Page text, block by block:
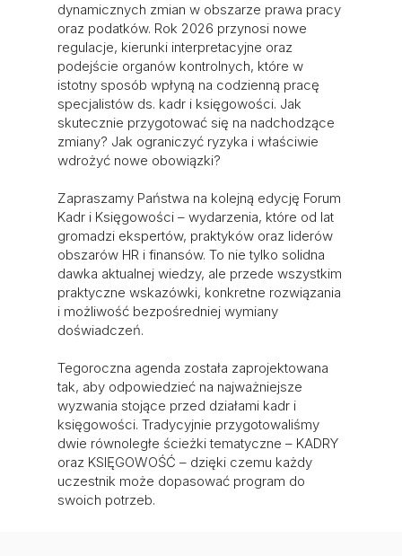
dynamicznych zmian w obszarze prawa pracy
oraz podatków. Rok 2026 przynosi nowe
regulacje, kierunki interpretacyjne oraz
podejście organów kontrolnych, które w
istotny sposób wpłyną na codzienną pracę
specjalistów ds. kadr i księgowości. Jak
skutecznie przygotować się na nadchodzące
zmiany? Jak ograniczyć ryzyka i właściwie
wdrożyć nowe obowiązki?
Zapraszamy Państwa na kolejną edycję Forum
Kadr i Księgowości – wydarzenia, które od lat
gromadzi ekspertów, praktyków oraz liderów
obszarów HR i finansów. To nie tylko solidna
dawka aktualnej wiedzy, ale przede wszystkim
praktyczne wskazówki, konkretne rozwiązania
i możliwość bezpośredniej wymiany
doświadczeń.
Tegoroczna agenda została zaprojektowana
tak, aby odpowiedzieć na najważniejsze
wyzwania stojące przed działami kadr i
księgowości. Tradycyjnie przygotowaliśmy
dwie równoległe ścieżki tematyczne – KADRY
oraz KSIĘGOWOŚĆ – dzięki czemu każdy
uczestnik może dopasować program do
swoich potrzeb.